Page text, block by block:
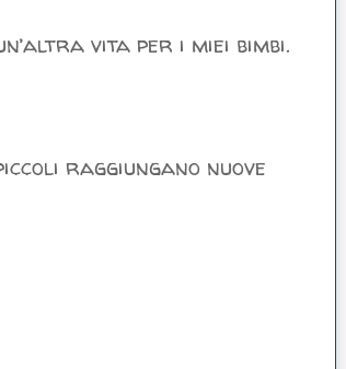
vita per i miei bimbi.
raggiungano nuove